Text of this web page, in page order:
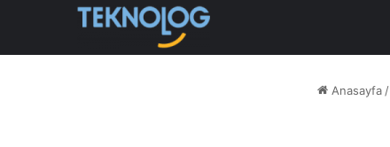
Anasayfa /